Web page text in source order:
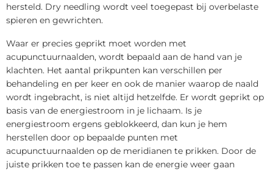
hersteld. Dry needling wordt veel toegepast bij overbelaste
spieren en gewrichten.
Waar er precies geprikt moet worden met
acupunctuurnaalden, wordt bepaald aan de hand van je
klachten. Het aantal prikpunten kan verschillen per
behandeling en per keer en ook de manier waarop de naald
wordt ingebracht, is niet altijd hetzelfde. Er wordt geprikt op
basis van de energiestroom in je lichaam. Is je
energiestroom ergens geblokkeerd, dan kun je hem
herstellen door op bepaalde punten met
acupunctuurnaalden op de meridianen te prikken. Door de
juiste prikken toe te passen kan de energie weer gaan